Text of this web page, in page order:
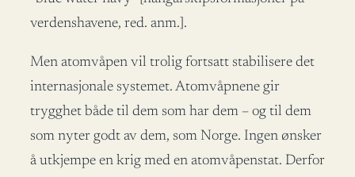
verdenshavene, red. anm.].
Men atomvåpen vil trolig fortsatt stabilisere det
internasjonale systemet. Atomvåpnene gir
trygghet både til dem som har dem – og til dem
som nyter godt av dem, som Norge. Ingen ønsker
å utkjempe en krig med en atomvåpenstat. Derfor